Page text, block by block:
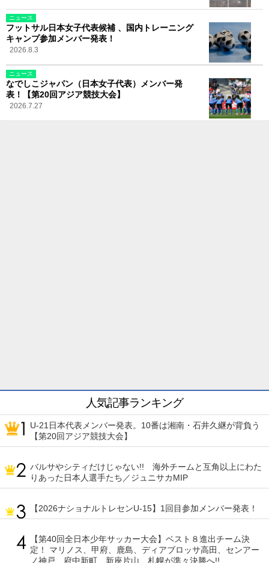
ニュース
フットサル日本女子代表候補 、国内トレーニング
キャンプ参加メンバー発表！
2026.8.3
ニュース
なでしこジャパン（日本女子代表）メンバー発
表！【第20回アジア競技大会】
2026.7.27
人気記事ランキング
U-21日本代表メンバー発表。10番は湘南・石井久継が背負う
【第20回アジア競技大会】
バルサやシティだけじゃない!! 海外チームと互角以上にわた
りあった日本人選手たち／ジュニサカMIP
【2026ナショナルトレセンU-15】1回目参加メンバー発表！
【第40回全日本少年サッカー大会】ベスト８進出チーム決
定！ マリノス、甲府、鹿島、ディアブロッサ高田、センアー
ノ神戸、府中新町、新座片山、札幌が準々決勝へ!!